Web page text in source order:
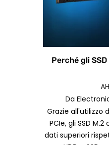
Perché gli
Da
Grazie all'utilizzo
PCIe, gli SSD
dati superiori